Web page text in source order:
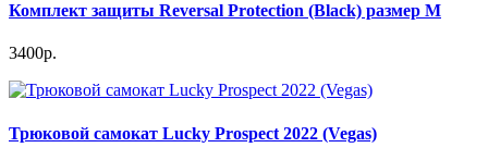
Комплект защиты Reversal Protection (Black) размер M
3400р.
Трюковой самокат Lucky Prospect 2022 (Vegas)